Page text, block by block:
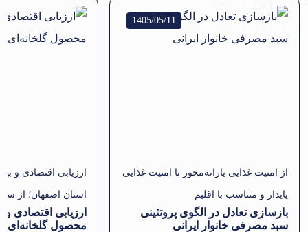
1405/05/11
از امنیت غذایی یارانه‌محور تا امنیت غذایی
پایدار و متناسب با اقلیم
بازسازی تعادل در الگوی پروتئینی
سبد مصرفی خانوار ایرانی
ارزیابی اقتصادی و
استان اصفهان؛ از
مدیریت‌محوری
ارزیابی اقتصادی
محصول گلخانه‌ای